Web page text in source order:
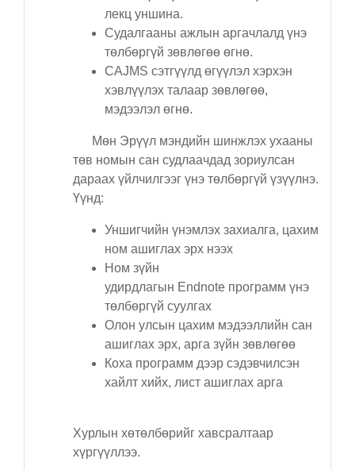
лекц уншина.
Судалгааны ажлын аргачлалд үнэ
төлбөргүй зөвлөгөө өгнө.
CAJMS cэтгүүлд өгүүлэл хэрхэн
хэвлүүлэх талаар зөвлөгөө,
мэдээлэл өгнө.
Мөн Эрүүл мэндийн шинжлэх ухааны
төв номын сан судлаачдад зориулсан
дараах үйлчилгээг үнэ төлбөргүй үзүүлнэ.
Үүнд:
Уншигчийн үнэмлэх захиалга, цахим
ном ашиглах эрх нээх
Ном зүйн
удирдлагын Endnote программ үнэ
төлбөргүй суулгах
Олон улсын цахим мэдээллийн сан
ашиглах эрх, арга зүйн зөвлөгөө
Коха программ дээр сэдэвчилсэн
хайлт хийх, лист ашиглах арга
Хурлын хөтөлбөрийг хавсралтаар
хүргүүллээ.